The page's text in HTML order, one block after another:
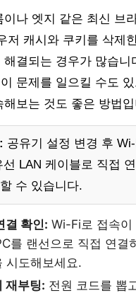
이나 엣지 같은 최신 브
저 캐시와 쿠키를 삭제
해결되는 경우가 많습니
문제를 일으킬 수도
해보는 것도 좋은 방법
공유기 설정 변경 후
선 LAN 케이블로 직접
수 있습니다.
결 확인: Wi-Fi로 접속이
를 랜선으로 직접 연결
시도해보세요.
재부팅: 전원 코드를 뽑